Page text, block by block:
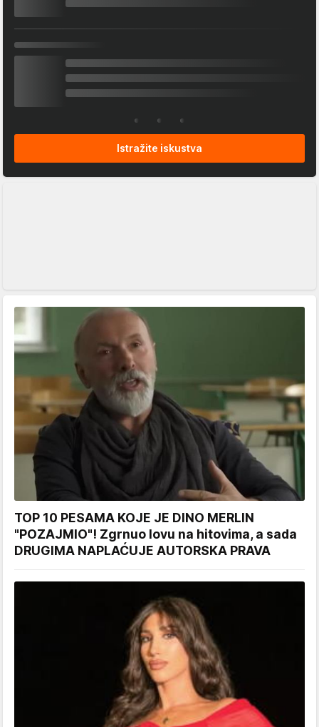
Istražite iskustva
TOP 10 PESAMA KOJE JE DINO MERLIN
"POZAJMIO"! Zgrnuo lovu na hitovima, a sada
DRUGIMA NAPLAĆUJE AUTORSKA PRAVA